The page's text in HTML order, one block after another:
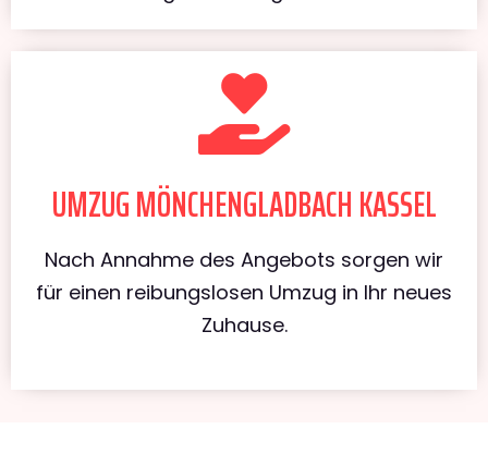
UMZUG MÖNCHENGLADBACH KASSEL
Nach Annahme des Angebots sorgen wir
für einen reibungslosen Umzug in Ihr neues
Zuhause.